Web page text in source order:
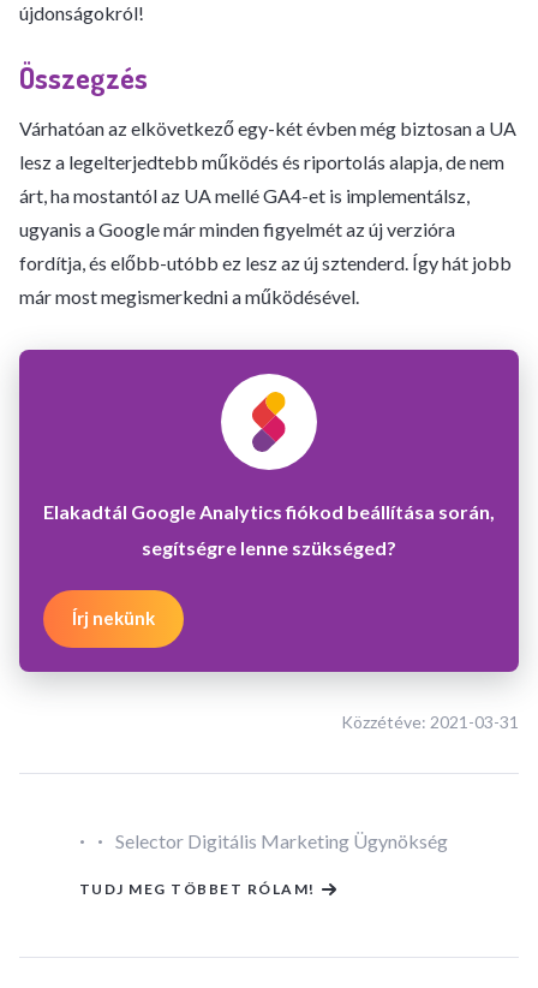
újdonságokról!
Összegzés
Várhatóan az elkövetkező egy-két évben még biztosan a UA
lesz a legelterjedtebb működés és riportolás alapja, de nem
árt, ha mostantól az UA mellé GA4-et is implementálsz,
ugyanis a Google már minden figyelmét az új verzióra
fordítja, és előbb-utóbb ez lesz az új sztenderd. Így hát jobb
már most megismerkedni a működésével.
Elakadtál Google Analytics fiókod beállítása során,
segítségre lenne szükséged?
Írj nekünk
Közzétéve: 2021-03-31
· · Selector Digitális Marketing Ügynökség
TUDJ MEG TÖBBET RÓLAM!